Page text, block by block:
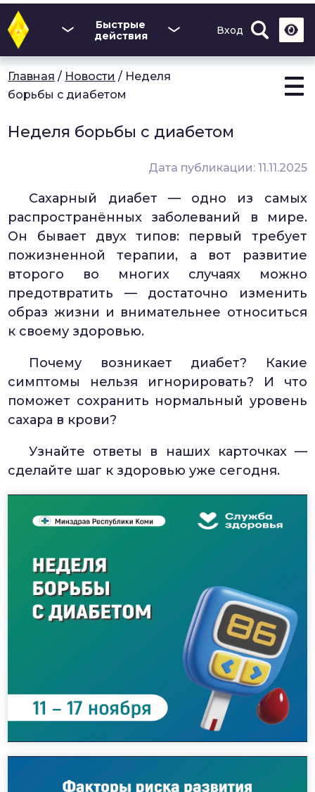
Перейти
основному
содержанию
Быстрые
действия
Вход
Главная / Новости / Неделя
борьбы с диабетом
Неделя борьбы с диабетом
Дата публикации: 11.11.2025
Сахарный диабет — одно из самых
распространённых заболеваний в мире.
Он бывает двух типов: первый требует
пожизненной терапии, а вот развитие
второго во многих случаях можно
предотвратить — достаточно изменить
образ жизни и внимательнее относиться
к своему здоровью.
Почему возникает диабет? Какие
симптомы нельзя игнорировать? И что
поможет сохранить нормальный уровень
сахара в крови?
Узнайте ответы в наших карточках —
сделайте шаг к здоровью уже сегодня.